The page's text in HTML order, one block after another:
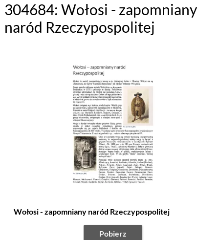
304684: Wołosi - zapomniany
naród Rzeczypospolitej
Wołosi - zapomniany naród Rzeczypospolitej
Pobierz